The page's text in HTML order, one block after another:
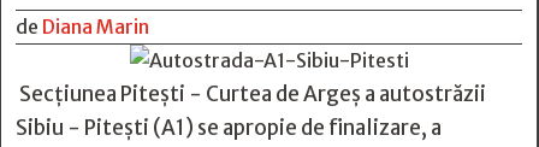
de Diana Marin
Secţiunea Piteşti - Curtea de Argeş a autostrăzii
Sibiu - Piteşti (A1) se apropie de finalizare, a